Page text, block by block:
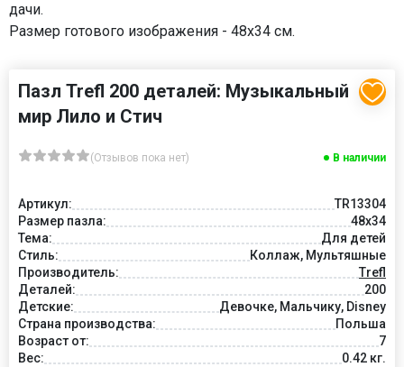
дачи.
Размер готового изображения - 48х34 см.
Пазл Trefl 200 деталей: Музыкальный
мир Лило и Стич
(Отзывов пока нет) В наличии
Артикул:
TR13304
Размер пазла:
48x34
Тема:
Для детей
Стиль:
Коллаж, Мультяшные
Производитель:
Trefl
Деталей:
200
Детские:
Девочке, Мальчику, Disney
Страна производства:
Польша
Возраст от:
7
Вес:
0.42 кг.